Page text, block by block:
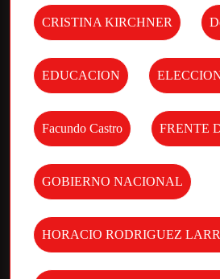
CRISTINA KIRCHNER
EDUCACION
Facundo Castro FRENTE
GOBIERNO NACIONAL
HORACIO RODRIGUEZ